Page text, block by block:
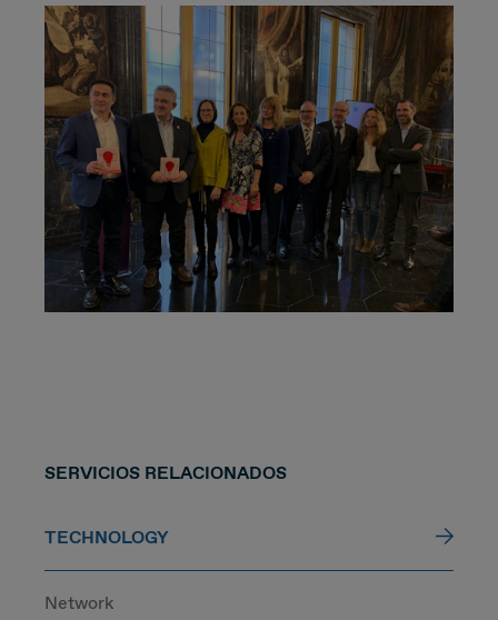
SERVICIOS RELACIONADOS
TECHNOLOGY
Network